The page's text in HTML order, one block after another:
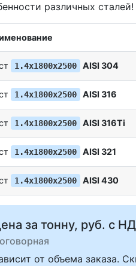
различных сталей!
1.4х1800х2500 AISI 304
1.4х1800х2500 AISI 316
1.4х1800х2500 AISI 316Ti
1.4х1800х2500 AISI 321
1.4х1800х2500 AISI 430
за тонну, руб. с
от объема заказа.